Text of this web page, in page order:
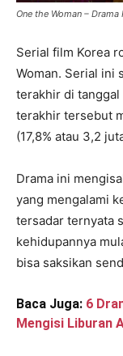
One the Woman –
Serial film Korea
Woman. Serial ini
terakhir di tanggal
terakhir tersebut
(17,8% atau 3,2
Drama ini
yang mengalami
tersadar ternyata
kehidupannya
bisa saksikan
Baca Juga: 6
Mengisi Liburan